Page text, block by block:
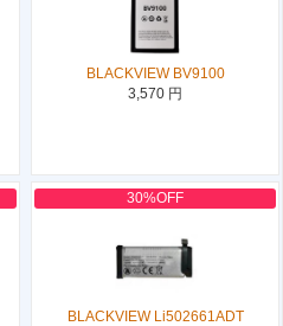
BLACKVIEW BV9100
3,570 円
30%OFF
BLACKVIEW Li502661ADT